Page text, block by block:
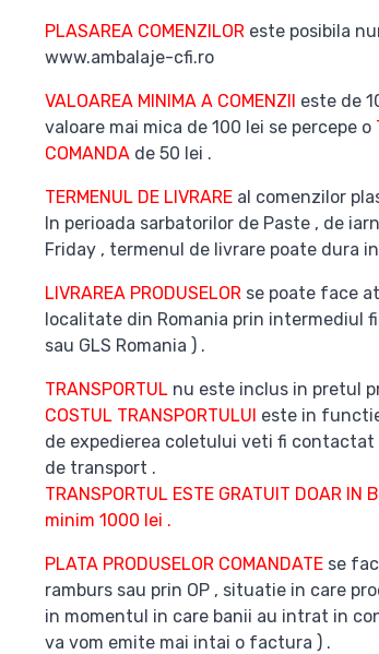
PLASAREA COMENZILOR este posibila
www.ambalaje-cfi.ro
VALOAREA MINIMA A COMENZII este de
valoare mai mica de 100 lei se percepe o
COMANDA de 50 lei .
TERMENUL DE LIVRARE al comenzilor
In perioada sarbatorilor de Paste , de
Friday , termenul de livrare poate dura
LIVRAREA PRODUSELOR se poate face
localitate din Romania prin intermediul
sau GLS Romania ) .
TRANSPORTUL nu este inclus in pretul
COSTUL TRANSPORTULUI este in
de expedierea coletului veti fi
de transport .
TRANSPORTUL ESTE GRATUIT DOAR
minim 1000 lei .
PLATA PRODUSELOR COMANDATE se
ramburs sau prin OP , situatie in care
in momentul in care banii au intrat in
va vom emite mai intai o factura ) .